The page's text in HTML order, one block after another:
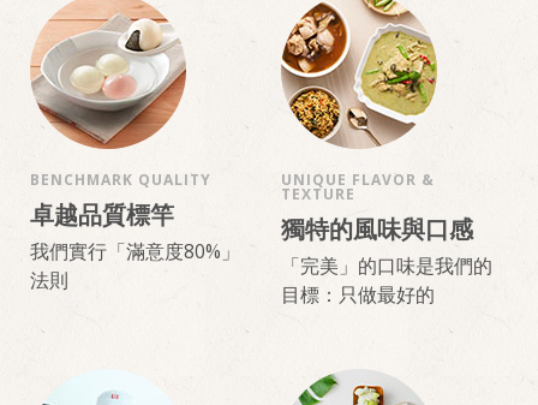
BENCHMARK QUALITY
卓越品質標竿
我們實行「滿意度80%」
法則
UNIQUE FLAVOR &
TEXTURE
獨特的風味與口感
「完美」的口味是我們的
目標：只做最好的